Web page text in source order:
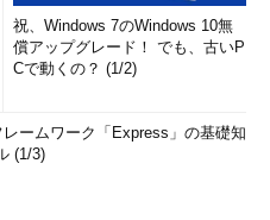
祝、Windows 7のWindows 10無
償アップグレード！ でも、古いP
Cで動くの？ (1/2)
ームワーク「Express」の基礎知
(1/3)